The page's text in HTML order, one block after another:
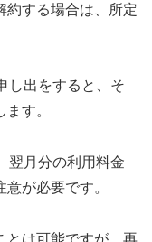
約する場合は、所定
し出をすると、そ
す。
翌月分の利用料金
が必要です。
とは可能ですが、再